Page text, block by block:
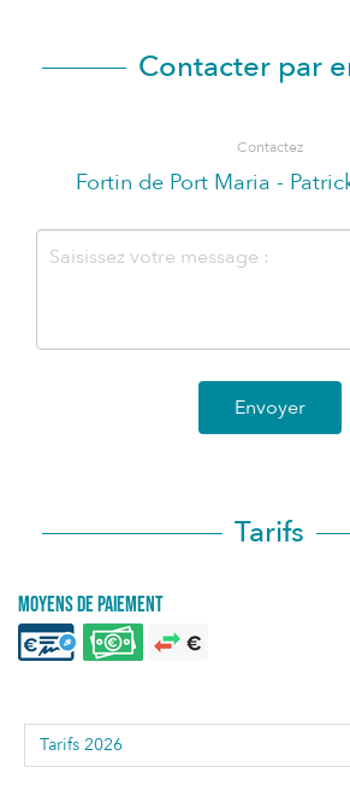
Contacter par
Contactez
Fortin de Port Maria -
Envoyer
Tarifs
Moyens de paiement